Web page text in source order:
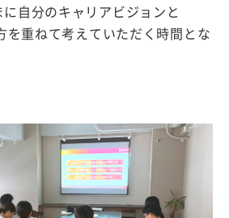
自分のキャリアビジョンと
を重ねて考えていただく時間とな